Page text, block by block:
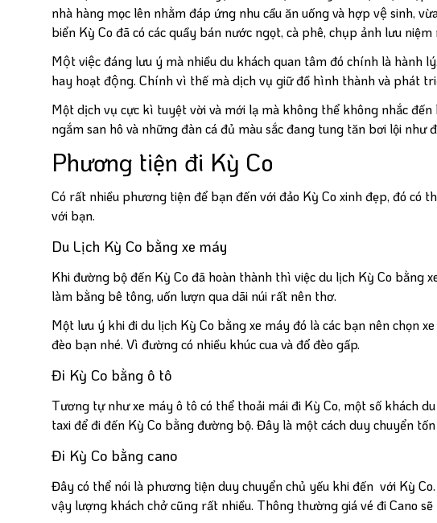
nhà hàng mọc lên nhằm đáp ứng nhu cầu ăn uống và hợp vệ sinh,
biển Kỳ Co đã có các quầy bán nước ngọt, cà phê, chụp ảnh lưu
Một việc đáng lưu ý mà nhiều du khách quan tâm đó chính là hành
hay hoạt động. Chính vì thế mà dịch vụ giữ đồ hình thành và phát
Một dịch vụ cực kì tuyệt vời và mới lạ mà không thể không nhắc đến
ngắm san hô và những đàn cá đủ màu sắc đang tung tăn bơi lội như
Phương tiện đi Kỳ Co
Có rất nhiều phương tiện để bạn đến với đảo Kỳ Co xinh đẹp, đó có
với bạn.
Du Lịch Kỳ Co bằng xe máy
Khi đường bộ đến Kỳ Co đã hoàn thành thì việc du lịch Kỳ Co bằng
làm bằng bê tông, uốn lượn qua dãi núi rất nên thơ.
Một lưu ý khi đi du lịch Kỳ Co bằng xe máy đó là các bạn nên chọn
đèo bạn nhé. Vì đường có nhiều khúc cua và đổ đèo gấp.
Đi Kỳ Co bằng ô tô
Tương tự như xe máy ô tô có thể thoải mái đi Kỳ Co, một số khách
taxi để đi đến Kỳ Co bằng đường bộ. Đây là một cách duy chuyển
Đi Kỳ Co bằng cano
Đây có thể nói là phương tiện duy chuyển chủ yếu khi đến với Kỳ
vậy lượng khách chở cũng rất nhiều. Thông thường giá vé đi Cano